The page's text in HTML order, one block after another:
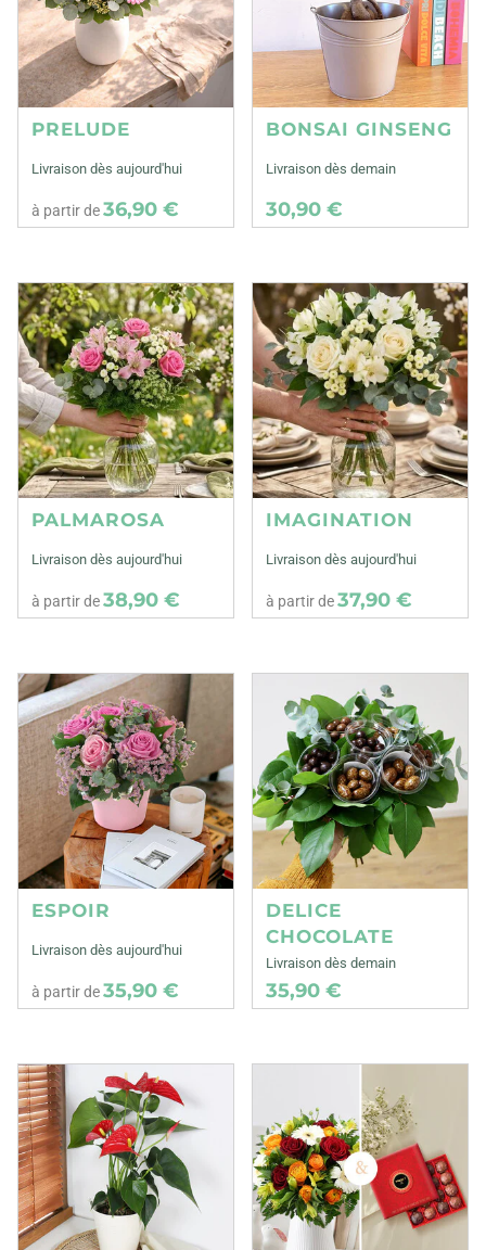
PRELUDE
Livraison dès aujourd'hui
à partir de36,90 €
BONSAI GINSENG
Livraison dès demain
30,90 €
PALMAROSA
Livraison dès aujourd'hui
à partir de38,90 €
IMAGINATION
Livraison dès aujourd'hui
à partir de37,90 €
ESPOIR
Livraison dès aujourd'hui
à partir de35,90 €
DELICE
CHOCOLATE
Livraison dès demain
35,90 €